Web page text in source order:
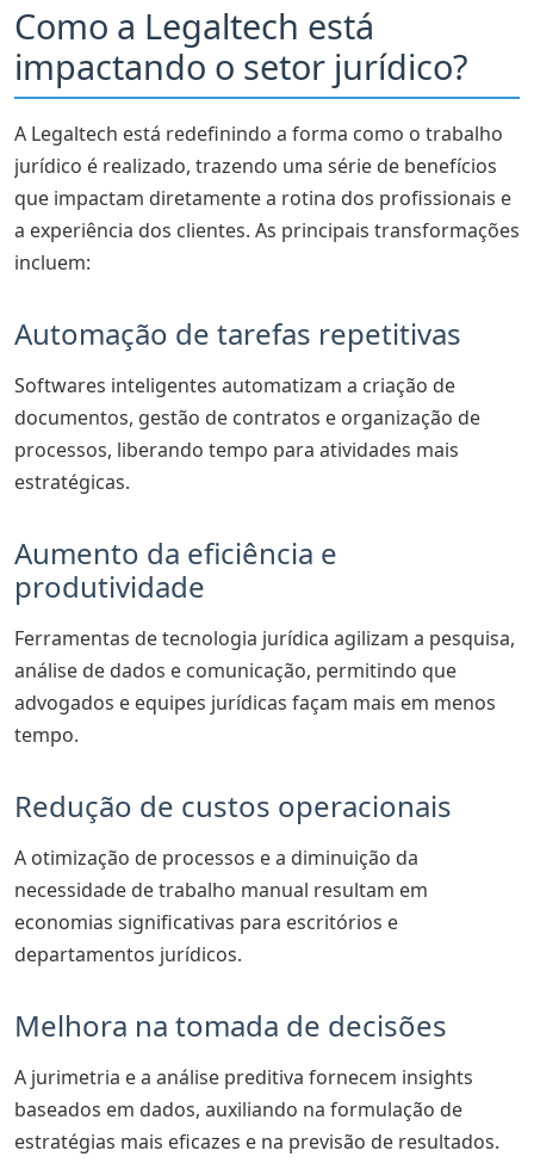
Como a Legaltech está
impactando o setor jurídico?
A Legaltech está redefinindo a forma como o trabalho
jurídico é realizado, trazendo uma série de benefícios
que impactam diretamente a rotina dos profissionais e
a experiência dos clientes. As principais transformações
incluem:
Automação de tarefas repetitivas
Softwares inteligentes automatizam a criação de
documentos, gestão de contratos e organização de
processos, liberando tempo para atividades mais
estratégicas.
Aumento da eficiência e
produtividade
Ferramentas de tecnologia jurídica agilizam a pesquisa,
análise de dados e comunicação, permitindo que
advogados e equipes jurídicas façam mais em menos
tempo.
Redução de custos operacionais
A otimização de processos e a diminuição da
necessidade de trabalho manual resultam em
economias significativas para escritórios e
departamentos jurídicos.
Melhora na tomada de decisões
A jurimetria e a análise preditiva fornecem insights
baseados em dados, auxiliando na formulação de
estratégias mais eficazes e na previsão de resultados.